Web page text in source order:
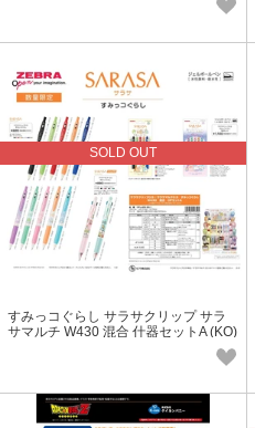
SOLD OUT
すみっコぐらし サラサクリップ サラ
サマルチ W430 混合 什器セットA (KO)